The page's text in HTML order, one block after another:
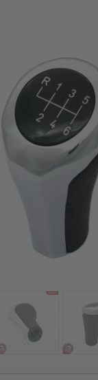
kizárólag
amelyekben